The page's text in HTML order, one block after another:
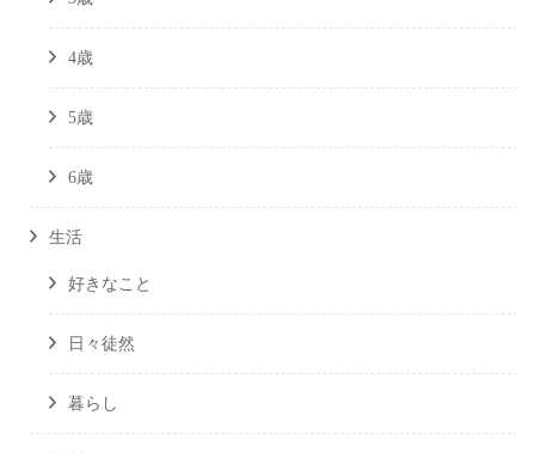
4歳
5歳
6歳
生活
好きなこと
日々徒然
暮らし